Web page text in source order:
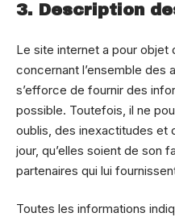
3. Description
Le site internet a pour objet
concernant l’ensemble des
s’efforce de fournir des
possible. Toutefois, il ne
oublis, des inexactitudes et
jour, qu’elles soient de son
partenaires qui lui
Toutes les informations